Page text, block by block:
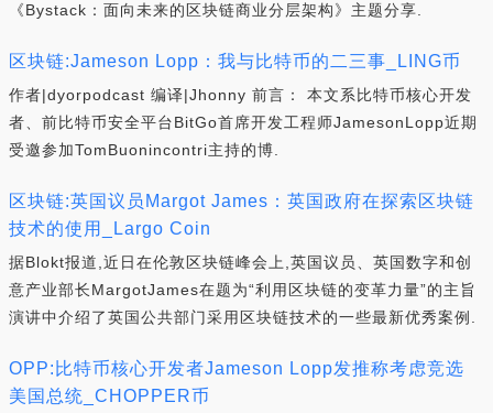
《Bystack：面向未来的区块链商业分层架构》主题分享.
区块链:Jameson Lopp：我与比特币的二三事_LING币
作者|dyorpodcast 编译|Jhonny 前言： 本文系比特币核心开发
者、前比特币安全平台BitGo首席开发工程师JamesonLopp近期
受邀参加TomBuonincontri主持的博.
区块链:英国议员Margot James：英国政府在探索区块链
技术的使用_Largo Coin
据Blokt报道,近日在伦敦区块链峰会上,英国议员、英国数字和创
意产业部长MargotJames在题为“利用区块链的变革力量”的主旨
演讲中介绍了英国公共部门采用区块链技术的一些最新优秀案例.
OPP:比特币核心开发者Jameson Lopp发推称考虑竞选
美国总统_CHOPPER币